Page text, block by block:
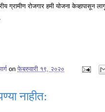
ग्रामीण रोजगार हमी योजना केव्हापासून
on फेब्रुवारी १९, २०२०
नाहीत: